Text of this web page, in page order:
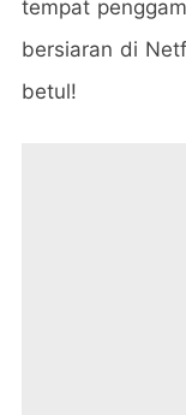
tempat
bersiaran di
betul!